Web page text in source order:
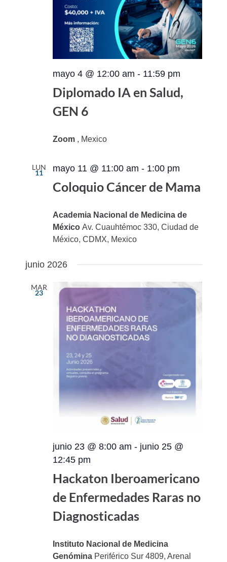
mayo 4 @ 12:00 am - 11:59 pm
Diplomado IA en Salud,
GEN 6
Zoom , Mexico
LUN
11 mayo 11 @ 11:00 am - 1:00 pm
Coloquio Cáncer de Mama
Academia Nacional de Medicina de
México Av. Cuauhtémoc 330, Ciudad de
México, CDMX, Mexico
junio 2026
MAR
23
junio 23 @ 8:00 am - junio 25 @
12:45 pm
Hackaton Iberoamericano
de Enfermedades Raras no
Diagnosticadas
Instituto Nacional de Medicina
Genómina Periférico Sur 4809, Arenal